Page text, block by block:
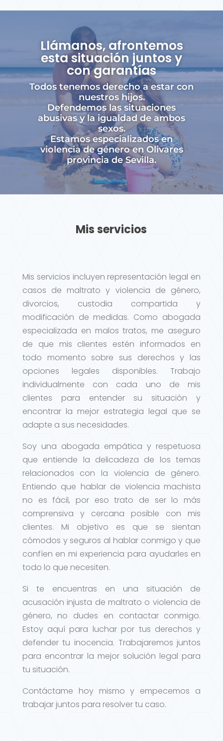
Llámanos, afrontemos
esta situación juntos y
con garantías
Todos tenemos derecho a estar con
nuestros hijos.
Defendemos las situaciones
abusivas y la igualdad de ambos
sexos.
Estamos especializados en
violencia de género en Olivares
provincia de Sevilla.
Mis servicios
Mis servicios incluyen representación legal en
casos de maltrato y violencia de género,
divorcios, custodia compartida y
modificación de medidas. Como abogada
especializada en malos tratos, me aseguro
de que mis clientes estén informados en
todo momento sobre sus derechos y las
opciones legales disponibles. Trabajo
individualmente con cada uno de mis
clientes para entender su situación y
encontrar la mejor estrategia legal que se
adapte a sus necesidades.
Soy una abogada empática y respetuosa
que entiende la delicadeza de los temas
relacionados con la violencia de género.
Entiendo que hablar de violencia machista
no es fácil, por eso trato de ser lo más
comprensiva y cercana posible con mis
clientes. Mi objetivo es que se sientan
cómodos y seguros al hablar conmigo y que
confíen en mi experiencia para ayudarles en
todo lo que necesiten.
Si te encuentras en una situación de
acusación injusta de maltrato o violencia de
género, no dudes en contactar conmigo.
Estoy aquí para luchar por tus derechos y
defender tu inocencia. Trabajaremos juntos
para encontrar la mejor solución legal para
tu situación.
Contáctame hoy mismo y empecemos a
trabajar juntos para resolver tu caso.